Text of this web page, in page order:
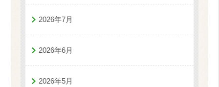
2026年7月
2026年6月
2026年5月